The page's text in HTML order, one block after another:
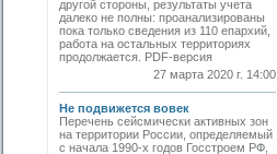
другой стороны, результаты учета
далеко не полны: проанализированы
пока только сведения из 110 епархий,
работа на остальных территориях
продолжается. PDF-версия
27 марта 2020 г. 14:00
Не подвижется вовек
Перечень сейсмически активных зон
на территории России, определяемый
с начала 1990-х годов Госстроем РФ,